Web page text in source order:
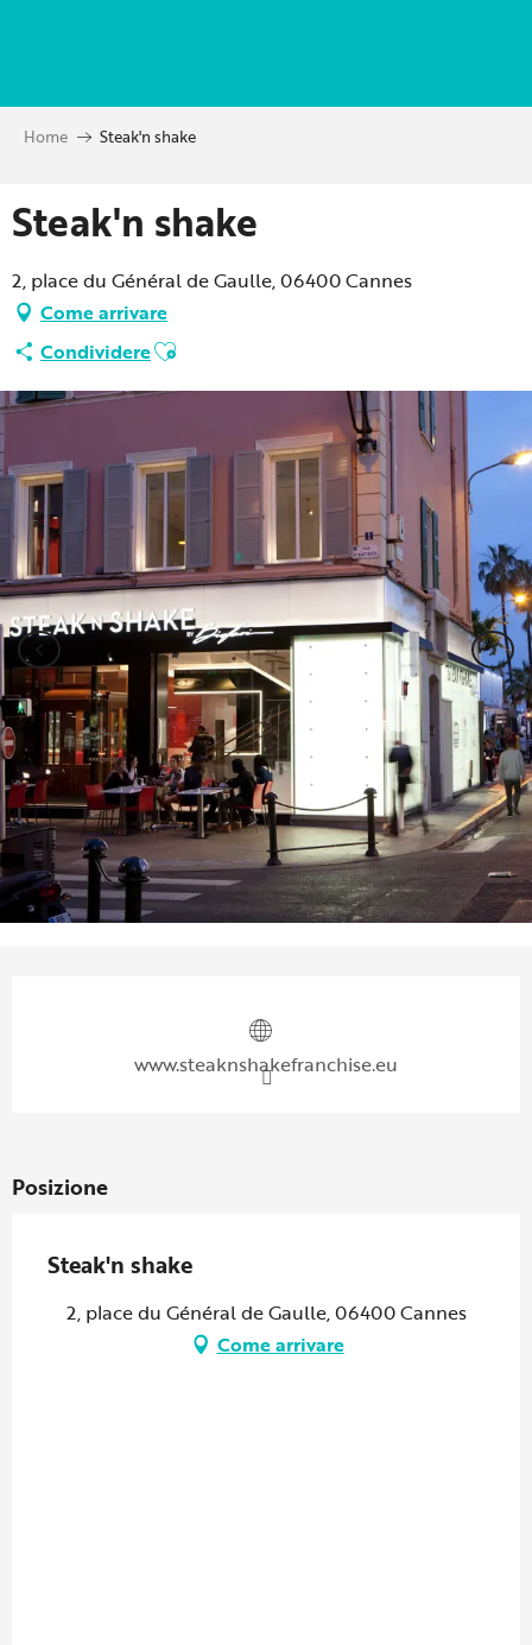
principal
Home Steak'n shake
Steak'n shake
2, place du Général de Gaulle, 06400 Cannes
Come arrivare
CondividereAjouter aux favoris
www.steaknshakefranchise.eu
Posizione
Steak'n shake
2, place du Général de Gaulle, 06400 Cannes
Come arrivare